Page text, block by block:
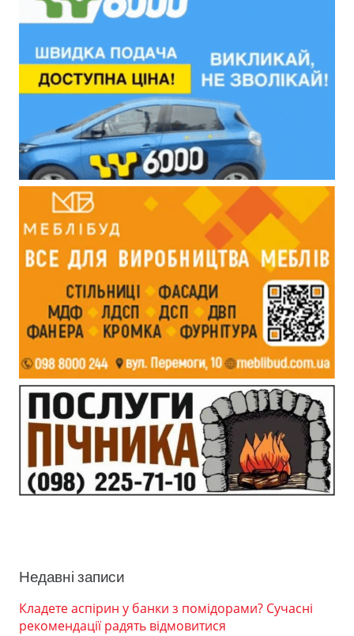
Недавні записи
Кладете аспірин у банки з помідорами? Сучасні
рекомендації радять відмовитися